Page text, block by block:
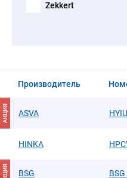
Zekkert
Производитель
АКЦИЯ ASVA
HINKA
АКЦИЯ BSG